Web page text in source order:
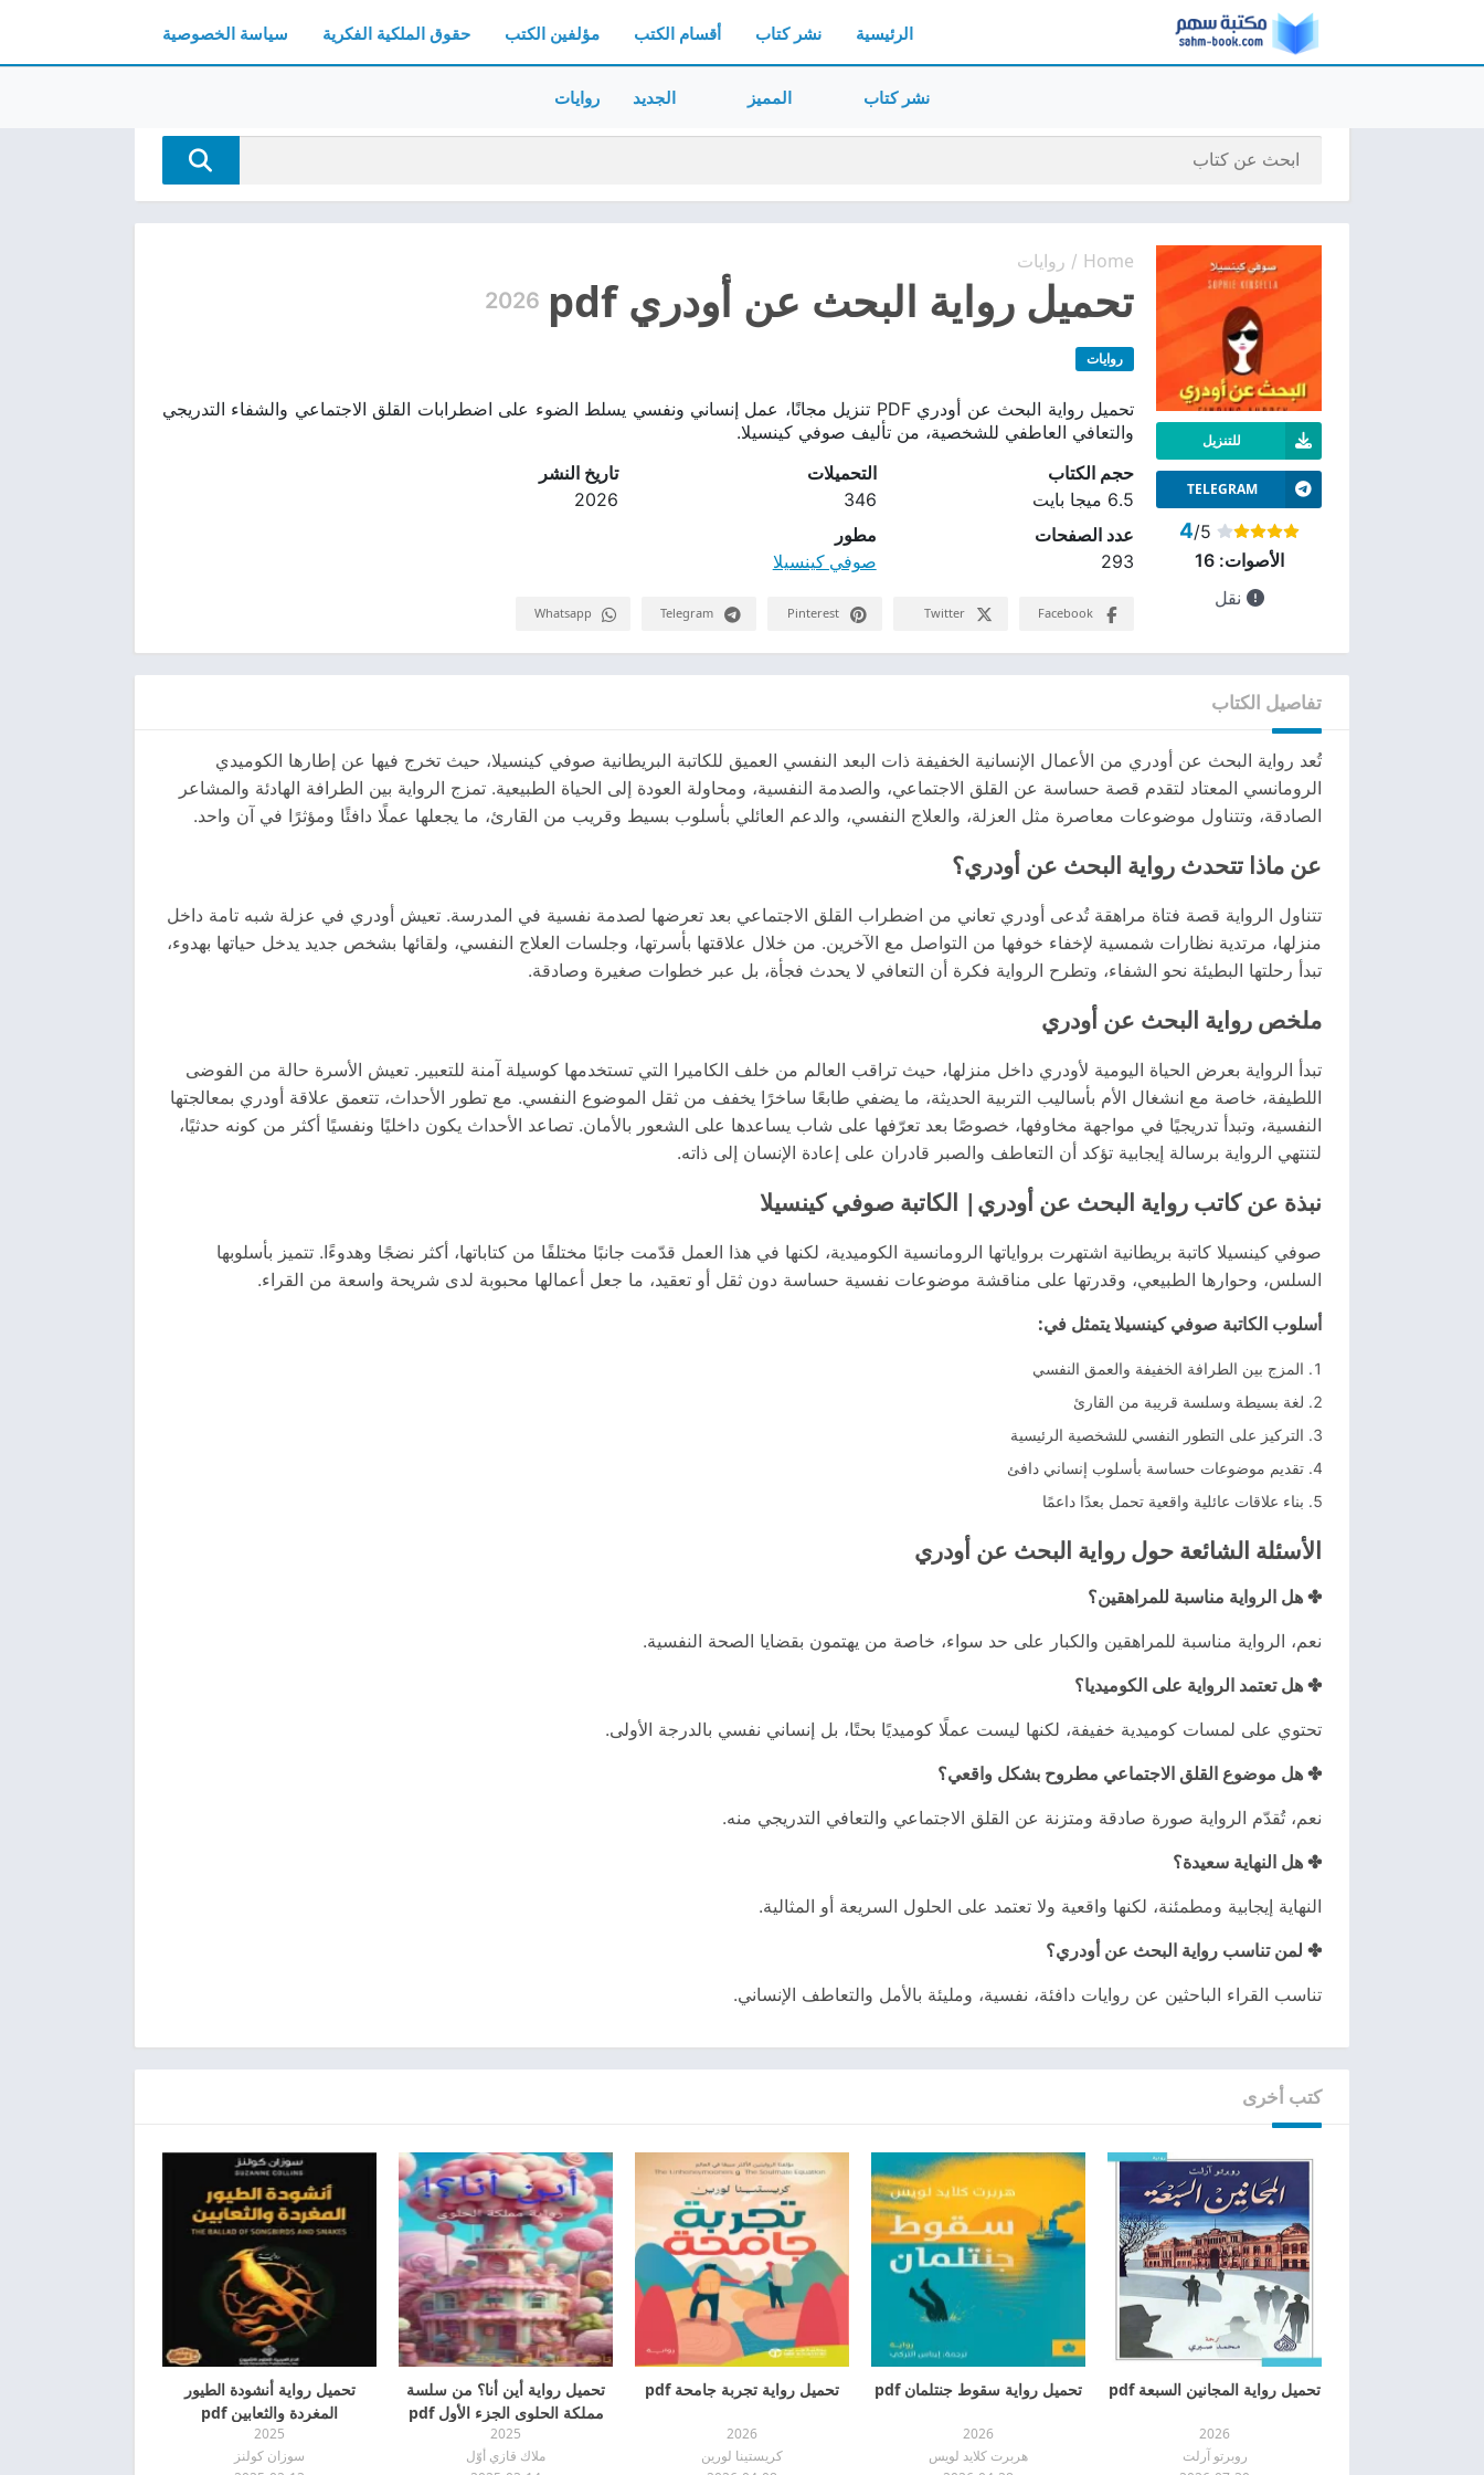
الرئيسية نشر كتاب أقسام الكتب مؤلفين الكتب حقوق الملكية الفكرية سياسة الخصوصية
نشر كتاب المميز الجديد روايات
Home
/ روايات
تحميل رواية البحث عن أودري pdf 2026
روايات
تحميل رواية البحث عن أودري PDF تنزيل مجانًا، عمل إنساني ونفسي يسلط الضوء على اضطرابات القلق الاجتماعي والشفاء التدريجي
والتعافي العاطفي للشخصية، من تأليف صوفي كينسيلا.
للتنزيل
TELEGRAM
4/5
الأصوات:16
نقل
حجم الكتاب
6.5 ميجا بايت
التحميلات
346
تاريخ النشر
2026
عدد الصفحات
293
مطور
صوفي كينسيلا
Facebook
Twitter
Pinterest
Telegram
Whatsapp
تفاصيل الكتاب
تُعد رواية البحث عن أودري من الأعمال الإنسانية الخفيفة ذات البعد النفسي العميق للكاتبة البريطانية صوفي كينسيلا، حيث تخرج فيها عن إطارها الكوميدي
الرومانسي المعتاد لتقدم قصة حساسة عن القلق الاجتماعي، والصدمة النفسية، ومحاولة العودة إلى الحياة الطبيعية. تمزج الرواية بين الطرافة الهادئة والمشاعر
الصادقة، وتتناول موضوعات معاصرة مثل العزلة، والعلاج النفسي، والدعم العائلي بأسلوب بسيط وقريب من القارئ، ما يجعلها عملًا دافئًا ومؤثرًا في آن واحد.
عن ماذا تتحدث رواية البحث عن أودري؟
تتناول الرواية قصة فتاة مراهقة تُدعى أودري تعاني من اضطراب القلق الاجتماعي بعد تعرضها لصدمة نفسية في المدرسة. تعيش أودري في عزلة شبه تامة داخل
منزلها، مرتدية نظارات شمسية لإخفاء خوفها من التواصل مع الآخرين. من خلال علاقتها بأسرتها، وجلسات العلاج النفسي، ولقائها بشخص جديد يدخل حياتها بهدوء،
تبدأ رحلتها البطيئة نحو الشفاء، وتطرح الرواية فكرة أن التعافي لا يحدث فجأة، بل عبر خطوات صغيرة وصادقة.
ملخص رواية البحث عن أودري
تبدأ الرواية بعرض الحياة اليومية لأودري داخل منزلها، حيث تراقب العالم من خلف الكاميرا التي تستخدمها كوسيلة آمنة للتعبير. تعيش الأسرة حالة من الفوضى
اللطيفة، خاصة مع انشغال الأم بأساليب التربية الحديثة، ما يضفي طابعًا ساخرًا يخفف من ثقل الموضوع النفسي. مع تطور الأحداث، تتعمق علاقة أودري بمعالجتها
النفسية، وتبدأ تدريجيًا في مواجهة مخاوفها، خصوصًا بعد تعرّفها على شاب يساعدها على الشعور بالأمان. تصاعد الأحداث يكون داخليًا ونفسيًا أكثر من كونه حدثيًا،
لتنتهي الرواية برسالة إيجابية تؤكد أن التعاطف والصبر قادران على إعادة الإنسان إلى ذاته.
نبذة عن كاتب رواية البحث عن أودري| الكاتبة صوفي كينسيلا
صوفي كينسيلا كاتبة بريطانية اشتهرت برواياتها الرومانسية الكوميدية، لكنها في هذا العمل قدّمت جانبًا مختلفًا من كتاباتها، أكثر نضجًا وهدوءًا. تتميز بأسلوبها
السلس، وحوارها الطبيعي، وقدرتها على مناقشة موضوعات نفسية حساسة دون ثقل أو تعقيد، ما جعل أعمالها محبوبة لدى شريحة واسعة من القراء.
أسلوب الكاتبة صوفي كينسيلا يتمثل في:
المزج بين الطرافة الخفيفة والعمق النفسي
لغة بسيطة وسلسة قريبة من القارئ
التركيز على التطور النفسي للشخصية الرئيسية
تقديم موضوعات حساسة بأسلوب إنساني دافئ
بناء علاقات عائلية واقعية تحمل بعدًا داعمًا
الأسئلة الشائعة حول رواية البحث عن أودري
✤ هل الرواية مناسبة للمراهقين؟
نعم، الرواية مناسبة للمراهقين والكبار على حد سواء، خاصة من يهتمون بقضايا الصحة النفسية.
✤ هل تعتمد الرواية على الكوميديا؟
تحتوي على لمسات كوميدية خفيفة، لكنها ليست عملًا كوميديًا بحتًا، بل إنساني نفسي بالدرجة الأولى.
✤ هل موضوع القلق الاجتماعي مطروح بشكل واقعي؟
نعم، تُقدّم الرواية صورة صادقة ومتزنة عن القلق الاجتماعي والتعافي التدريجي منه.
✤ هل النهاية سعيدة؟
النهاية إيجابية ومطمئنة، لكنها واقعية ولا تعتمد على الحلول السريعة أو المثالية.
✤ لمن تناسب رواية البحث عن أودري؟
تناسب القراء الباحثين عن روايات دافئة، نفسية، ومليئة بالأمل والتعاطف الإنساني.
كتب أخرى
تحميل رواية المجانين السبعة pdf
2026
روبرتو آرلت
تحميل رواية سقوط جنتلمان pdf
2026
هربرت كلايد لويس
تحميل رواية تجربة جامحة pdf
2026
كريستينا لورين
تحميل رواية أين أنا؟ من سلسة
مملكة الحلوى الجزء الأول pdf
2025
ملاك قازي أوّل
تحميل رواية أنشودة الطيور
المغردة والثعابين pdf
2025
سوزان كولنز